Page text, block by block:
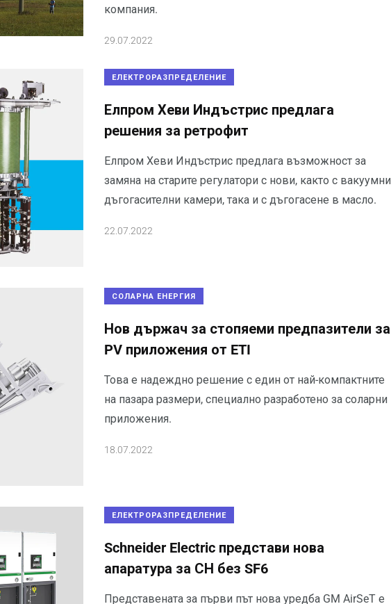
компания.
29.07.2022
ЕЛЕКТРОРАЗПРЕДЕЛЕНИЕ
Елпром Хеви Индъстрис предлага
решения за ретрофит
Елпром Хеви Индъстрис предлага възможност за
замяна на старите регулатори с нови, както с вакуумни
дъгогасителни камери, така и с дъгогасене в масло.
22.07.2022
СОЛАРНА ЕНЕРГИЯ
Нов държач за стопяеми предпазители за
PV приложения от ETI
Това е надеждно решение с един от най-компактните
на пазара размери, специално разработено за соларни
приложения.
18.07.2022
ЕЛЕКТРОРАЗПРЕДЕЛЕНИЕ
Schneider Electric представи нова
апаратура за СН без SF6
Представената за първи път нова уредба GM AirSeT е